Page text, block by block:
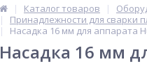
Каталог товаров
Принадлежности для сварки
Насадка 16 мм для аппарата
Насадка 16 мм